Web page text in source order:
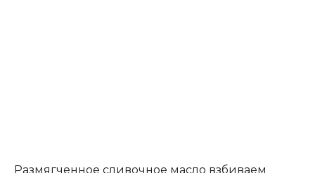
Размягченное сливочное масло взбиваем